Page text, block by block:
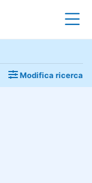
Modifica ricerca